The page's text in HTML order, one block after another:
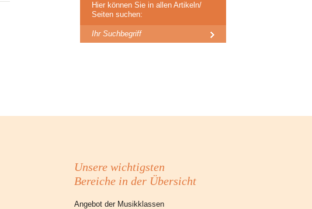
Hier können Sie in allen Artikeln/
Seiten suchen:
Unsere wichtigsten
Bereiche in der Übersicht
Angebot der Musikklassen